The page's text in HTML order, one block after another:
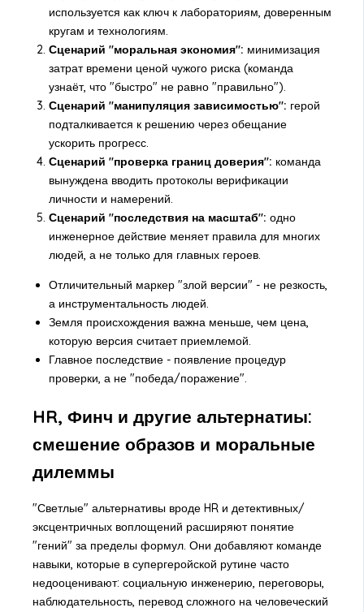
используется как ключ к лабораториям, доверенным
кругам и технологиям.
Сценарий "моральная экономия": минимизация
затрат времени ценой чужого риска (команда
узнаёт, что "быстро" не равно "правильно").
Сценарий "манипуляция зависимостью": герой
подталкивается к решению через обещание
ускорить прогресс.
Сценарий "проверка границ доверия": команда
вынуждена вводить протоколы верификации
личности и намерений.
Сценарий "последствия на масштаб": одно
инженерное действие меняет правила для многих
людей, а не только для главных героев.
Отличительный маркер "злой версии" - не резкость,
а инструментальность людей.
Земля происхождения важна меньше, чем цена,
которую версия считает приемлемой.
Главное последствие - появление процедур
проверки, а не "победа/поражение".
HR, Финч и другие альтернатиы:
смешение образов и моральные
дилеммы
"Светлые" альтернативы вроде HR и детективных/
эксцентричных воплощений расширяют понятие
"гений" за пределы формул. Они добавляют команде
навыки, которые в супергеройской рутине часто
недооценивают: социальную инженерию, переговоры,
наблюдательность, перевод сложного на человеческий